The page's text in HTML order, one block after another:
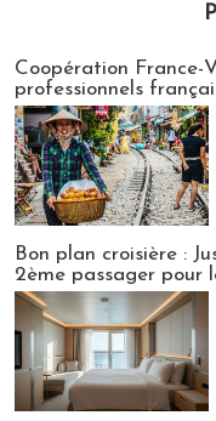
Coopération France-
professionnels
Bon plan croisière :
2ème passager pour